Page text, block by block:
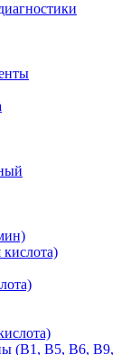
(B1, B5, B6, В9,